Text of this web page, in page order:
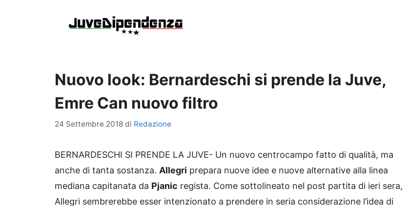
Nuovo look: Bernardeschi si prende la Juve,
Emre Can nuovo filtro
24 Settembre 2018 di Redazione
BERNARDESCHI SI PRENDE LA JUVE- Un nuovo centrocampo fatto di qualità, ma
anche di tanta sostanza. Allegri prepara nuove idee e nuove alternative alla linea
mediana capitanata da Pjanic regista. Come sottolineato nel post partita di ieri sera,
Allegri sembrerebbe esser intenzionato a prendere in seria considerazione l’idea di